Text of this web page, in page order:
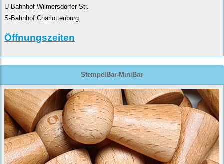
U-Bahnhof Wilmersdorfer Str.
S-Bahnhof Charlottenburg
Öffnungszeiten
StempelBar-MiniBar